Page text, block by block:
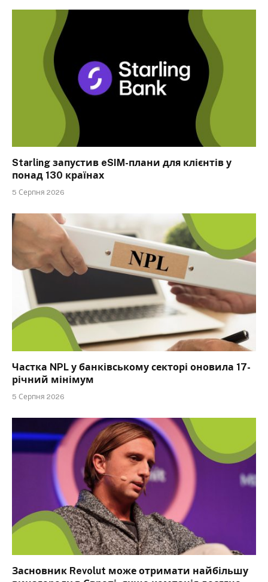
Starling запустив eSIM-плани для клієнтів у
понад 130 країнах
5 Серпня 2026
Частка NPL у банківському секторі оновила 17-
річний мінімум
5 Серпня 2026
Засновник Revolut може отримати найбільшу